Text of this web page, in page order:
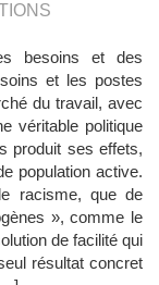
besoins et des
et les postes
du travail, avec
véritable politique
produit ses effets,
population active.
racisme, que de
», comme le
de facilité qui
résultat concret